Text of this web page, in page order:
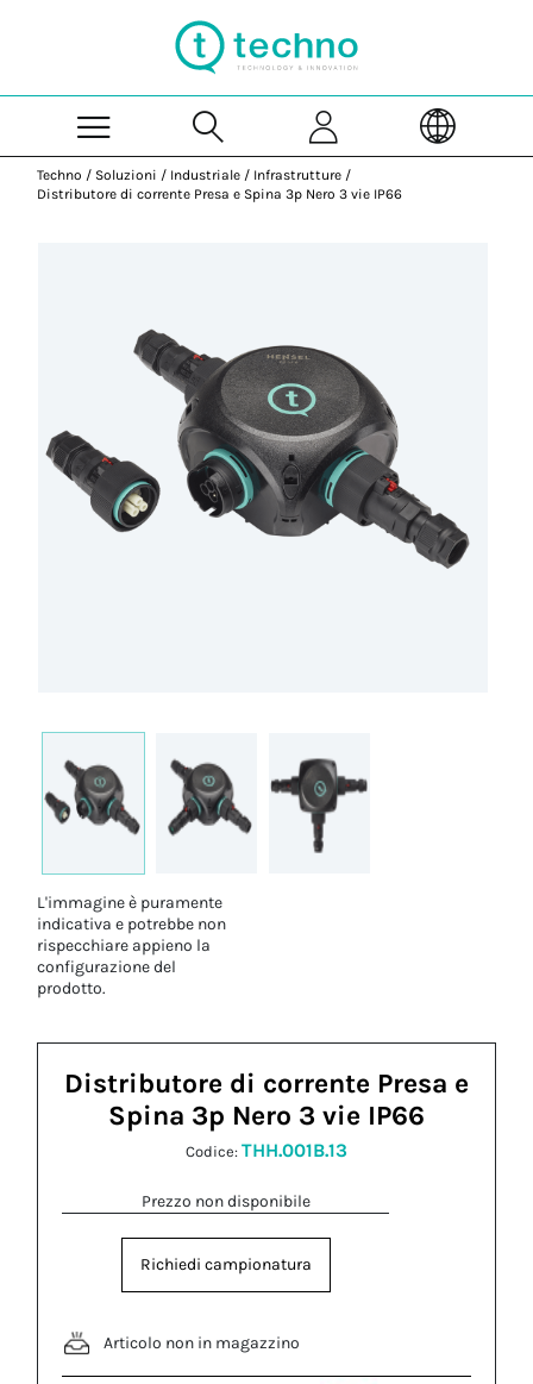
Techno / Soluzioni / Industriale / Infrastrutture /
Distributore di corrente Presa e Spina 3p Nero 3 vie IP66
L'immagine è puramente
indicativa e potrebbe non
rispecchiare appieno la
configurazione del
prodotto.
Distributore di corrente Presa e
Spina 3p Nero 3 vie IP66
Codice: THH.001B.13
Prezzo non disponibile
Richiedi campionatura
Articolo non in magazzino